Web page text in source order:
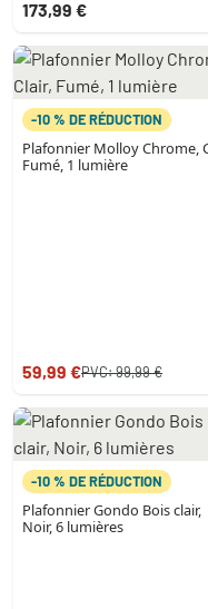
173,99 €
-10 % DE RÉDUCTION
Plafonnier Molloy Chrome, Clair,
Fumé, 1 lumière
59,99 €PVC:99,99 €
-10 % DE RÉDUCTION
Plafonnier Gondo Bois clair,
Noir, 6 lumières